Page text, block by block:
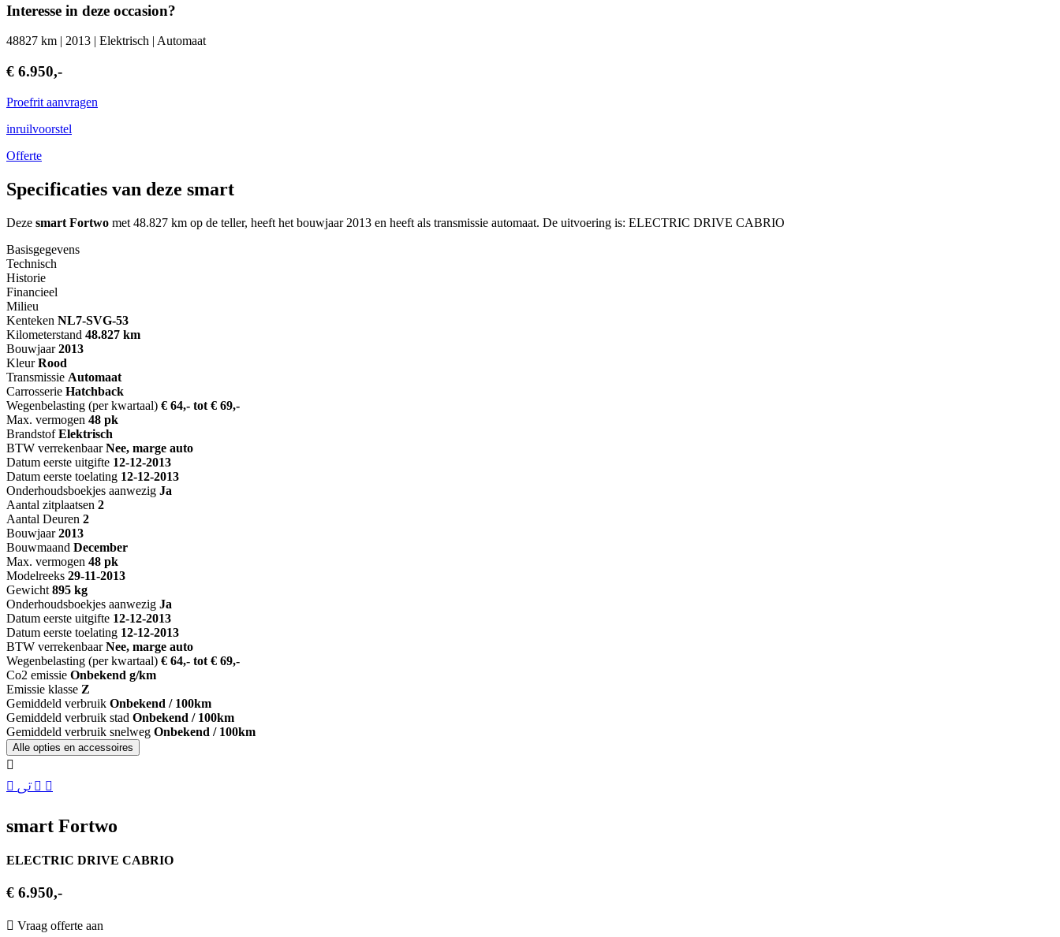
Interesse in deze occasion?
48827 km | 2013 | Elektrisch | Automaat
€ 6.950,-
Proefrit aanvragen
inruilvoorstel
Offerte
Specificaties van deze smart
Deze smart Fortwo met 48.827 km op de teller, heeft het bouwjaar 2013 en heeft als transmissie automaat. De uitvoering is: ELECTRIC DRIVE CABRIO
Basisgegevens
Technisch
Historie
Financieel
Milieu
Kenteken NL7-SVG-53
Kilometerstand 48.827 km
Bouwjaar 2013
Kleur Rood
Transmissie Automaat
Carrosserie Hatchback
Wegenbelasting (per kwartaal) € 64,- tot € 69,-
Max. vermogen 48 pk
Brandstof Elektrisch
BTW verrekenbaar Nee, marge auto
Datum eerste uitgifte 12-12-2013
Datum eerste toelating 12-12-2013
Onderhoudsboekjes aanwezig Ja
Aantal zitplaatsen 2
Aantal Deuren 2
Bouwjaar 2013
Bouwmaand December
Max. vermogen 48 pk
Modelreeks 29-11-2013
Gewicht 895 kg
Onderhoudsboekjes aanwezig Ja
Datum eerste uitgifte 12-12-2013
Datum eerste toelating 12-12-2013
BTW verrekenbaar Nee, marge auto
Wegenbelasting (per kwartaal) € 64,- tot € 69,-
Co2 emissie Onbekend g/km
Emissie klasse Z
Gemiddeld verbruik Onbekend / 100km
Gemiddeld verbruik stad Onbekend / 100km
Gemiddeld verbruik snelweg Onbekend / 100km
Alle opties en accessoires
smart Fortwo
ELECTRIC DRIVE CABRIO
€ 6.950,-
Vraag offerte aan